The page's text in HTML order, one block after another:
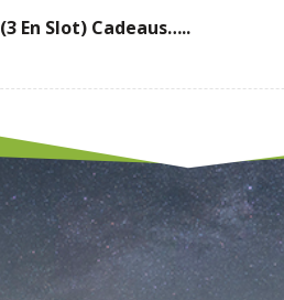
(3 En Slot) Cadeaus…..